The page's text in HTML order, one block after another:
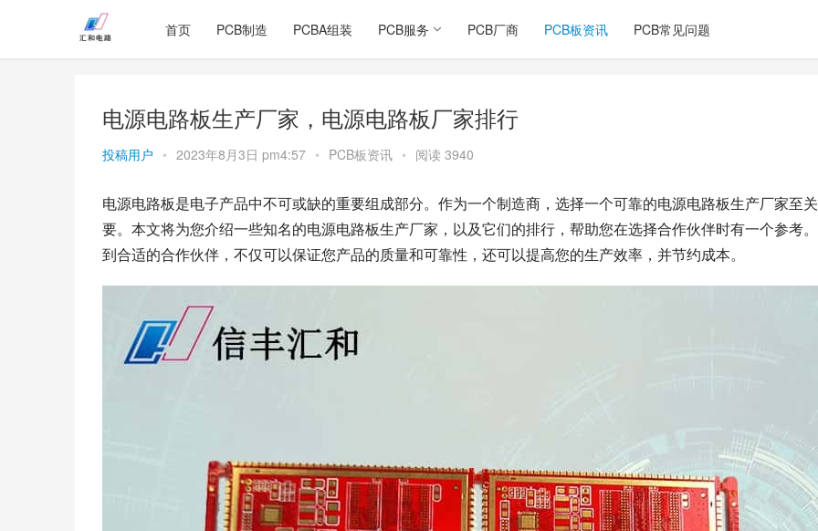
首页 PCB制造 PCBA组装 PCB服务 PCB厂商 PCB板资讯 PCB常见问题
电源电路板生产厂家，电源电路板厂家排行
投稿用户 • 2023年8月3日 pm4:57 • PCB板资讯 • 阅读 3940
电源电路板是电子产品中不可或缺的重要组成部分。作为一个制造商，选择一个可靠的电源电路板生产厂家至
要。本文将为您介绍一些知名的电源电路板生产厂家，以及它们的排行，帮助您在选择合作伙伴时有一个参考
到合适的合作伙伴，不仅可以保证您产品的质量和可靠性，还可以提高您的生产效率，并节约成本。